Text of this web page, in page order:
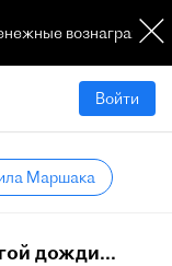
Войти
Маршака
дожди...